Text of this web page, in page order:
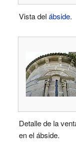
Vista delábside.
Detalle de la
en el ábside.